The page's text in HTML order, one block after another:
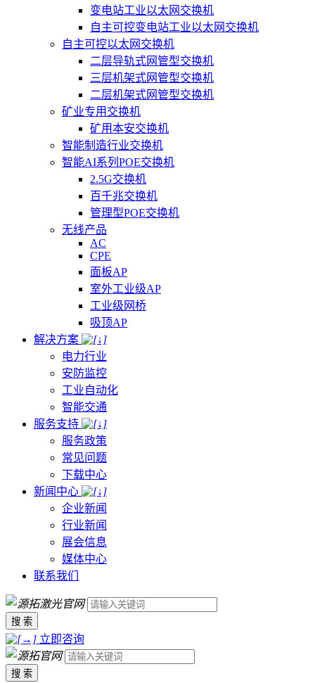
变电站工业以太网交换机
自主可控变电站工业以太网交换机
自主可控以太网交换机
二层导轨式网管型交换机
三层机架式网管型交换机
二层机架式网管型交换机
矿业专用交换机
矿用本安交换机
智能制造行业交换机
智能AI系列POE交换机
2.5G交换机
百千兆交换机
管理型POE交换机
无线产品
AC
CPE
面板AP
室外工业级AP
工业级网桥
吸顶AP
解决方案
电力行业
安防监控
工业自动化
智能交通
服务支持
服务政策
常见问题
下载中心
新闻中心
企业新闻
行业新闻
展会信息
媒体中心
联系我们
搜 索
立即咨询
搜 索